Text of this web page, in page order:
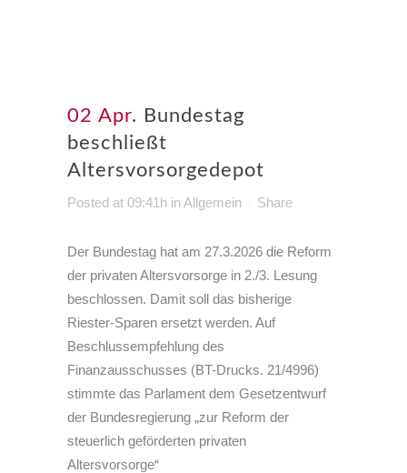
02 Apr. Bundestag
beschließt
Altersvorsorgedepot
Posted at 09:41h inAllgemein Share
Der Bundestag hat am 27.3.2026 die Reform
der privaten Altersvorsorge in 2./3. Lesung
beschlossen. Damit soll das bisherige
Riester-Sparen ersetzt werden. Auf
Beschlussempfehlung des
Finanzausschusses (BT-Drucks. 21/4996)
stimmte das Parlament dem Gesetzentwurf
der Bundesregierung „zur Reform der
steuerlich geförderten privaten
Altersvorsorge“